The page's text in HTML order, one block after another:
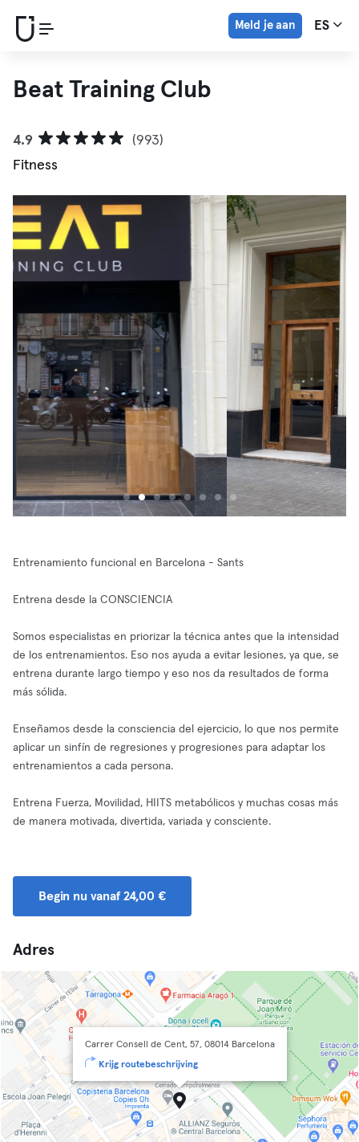
Meld je aan ES
Beat Training Club
4.9
(993)
Fitness
Entrenamiento funcional en Barcelona - Sants
Entrena desde la CONSCIENCIA
Somos especialistas en priorizar la técnica antes que la intensidad
de los entrenamientos. Eso nos ayuda a evitar lesiones, ya que, se
entrena durante largo tiempo y eso nos da resultados de forma
más sólida.
Enseñamos desde la consciencia del ejercicio, lo que nos permite
aplicar un sinfín de regresiones y progresiones para adaptar los
entrenamientos a cada persona.
Entrena Fuerza, Movilidad, HIITS metabólicos y muchas cosas más
de manera motivada, divertida, variada y consciente.
Begin nu vanaf 24,00 €
Adres
Carrer Consell de Cent, 57, 08014 Barcelona
Krijg routebeschrijving